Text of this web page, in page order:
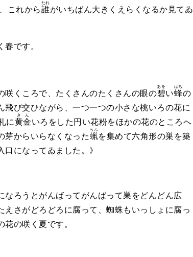
これから誰
たれ
がいちばん大きくえらくなるか見てゐ
です。
くころで、たくさんのたくさんの眼の碧
あを
い蜂
はち
の
び交ひながら、一つ一つの小さな桃いろの花に
に黄金
きん
いろをした円い花粉をほかの花のところへ
芽からいらなくなった蝋
らふ
を集めて六角形の巣を築
になってゐました。》
ろうとがんばってがんばって巣をどんどん広
さがどろどろに腐って、蜘蛛もいっしょに腐っ
の咲く夏です。